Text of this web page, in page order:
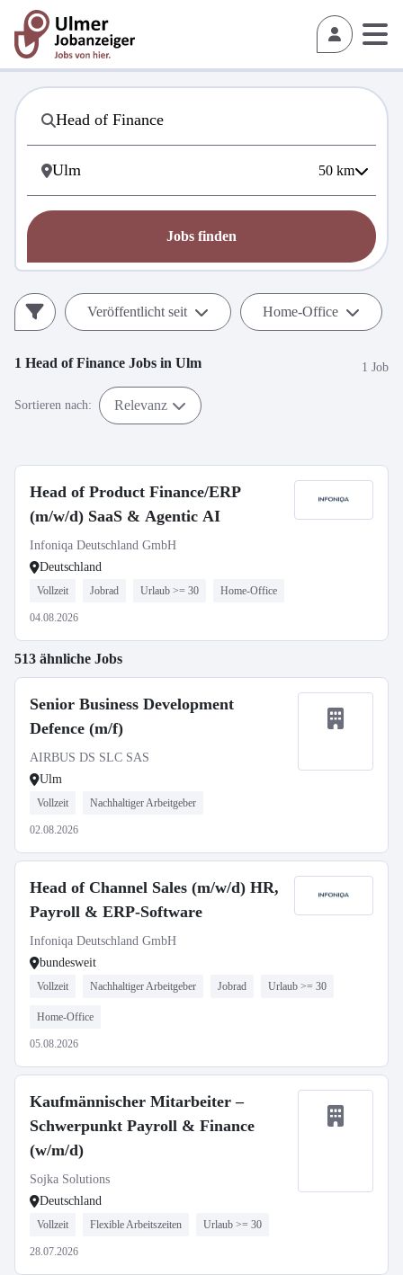
50 km
Jobs finden
Veröffentlicht seit Home-Office
1 Head of Finance Jobs in Ulm 1 Job
Sortieren nach: Relevanz
Head of Product Finance/ERP
(m/w/d) SaaS & Agentic AI
Infoniqa Deutschland GmbH
Deutschland
Vollzeit Jobrad Urlaub >= 30 Home-Office
04.08.2026
513 ähnliche Jobs
Senior Business Development
Defence (m/f)
AIRBUS DS SLC SAS
Ulm
Vollzeit Nachhaltiger Arbeitgeber
02.08.2026
Head of Channel Sales (m/w/d) HR,
Payroll & ERP-Software
Infoniqa Deutschland GmbH
bundesweit
Vollzeit Nachhaltiger Arbeitgeber Jobrad Urlaub >= 30
Home-Office
05.08.2026
Kaufmännischer Mitarbeiter –
Schwerpunkt Payroll & Finance
(w/m/d)
Sojka Solutions
Deutschland
Vollzeit Flexible Arbeitszeiten Urlaub >= 30
28.07.2026